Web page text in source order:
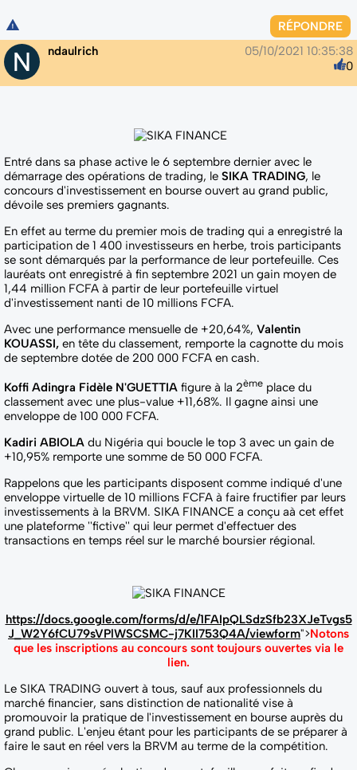
RÉPONDRE
ndaulrich
05/10/2021 10:35:38
0
Entré dans sa phase active le 6 septembre dernier avec le
démarrage des opérations de trading, le SIKA TRADING, le
concours d'investissement en bourse ouvert au grand public,
dévoile ses premiers gagnants.
En effet au terme du premier mois de trading qui a enregistré la
participation de 1 400 investisseurs en herbe, trois participants
se sont démarqués par la performance de leur portefeuille. Ces
lauréats ont enregistré à fin septembre 2021 un gain moyen de
1,44 million FCFA à partir de leur portefeuille virtuel
d'investissement nanti de 10 millions FCFA.
Avec une performance mensuelle de +20,64%, Valentin
KOUASSI, en tête du classement, remporte la cagnotte du mois
de septembre dotée de 200 000 FCFA en cash.
Koffi Adingra Fidèle N'GUETTIA figure à la 2ème place du
classement avec une plus-value +11,68%. Il gagne ainsi une
enveloppe de 100 000 FCFA.
Kadiri ABIOLA du Nigéria qui boucle le top 3 avec un gain de
+10,95% remporte une somme de 50 000 FCFA.
Rappelons que les participants disposent comme indiqué d'une
enveloppe virtuelle de 10 millions FCFA à faire fructifier par leurs
investissements à la BRVM. SIKA FINANCE a conçu aà cet effet
une plateforme ''fictive'' qui leur permet d'effectuer des
transactions en temps réel sur le marché boursier régional.
https://docs.google.com/forms/d/e/1FAIpQLSdzSfb23XJeTvgs5
J_W2Y6fCU79sVPlWSCSMC-j7KII753Q4A/viewform">Notons
que les inscriptions au concours sont toujours ouvertes via le
lien.
Le SIKA TRADING ouvert à tous, sauf aux professionnels du
marché financier, sans distinction de nationalité vise à
promouvoir la pratique de l'investissement en bourse auprès du
grand public. L'enjeu étant pour les participants de se préparer à
faire le saut en réel vers la BRVM au terme de la compétition.